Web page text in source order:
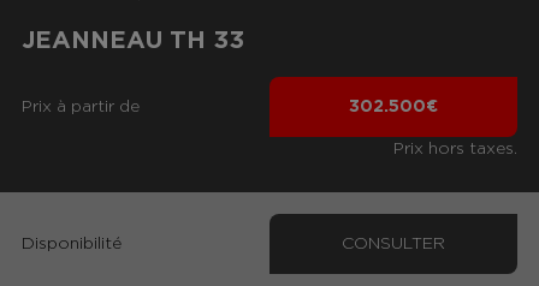
JEANNEAU TH 33
Prix ​​à partir de 302.500€
Prix hors taxes.
Disponibilité CONSULTER